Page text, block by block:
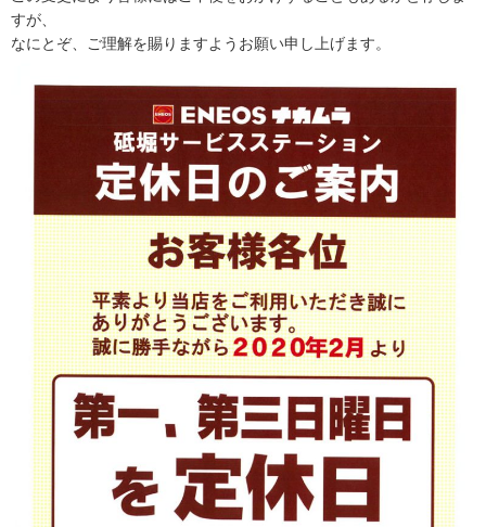
すが、
なにとぞ、ご理解を賜りますようお願い申し上げます。